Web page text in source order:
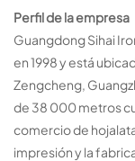
Perfil de la empresa
Guangdong Sihai
en 1998 y está
Zengcheng,
de 38 000 metros
comercio de
impresión y la